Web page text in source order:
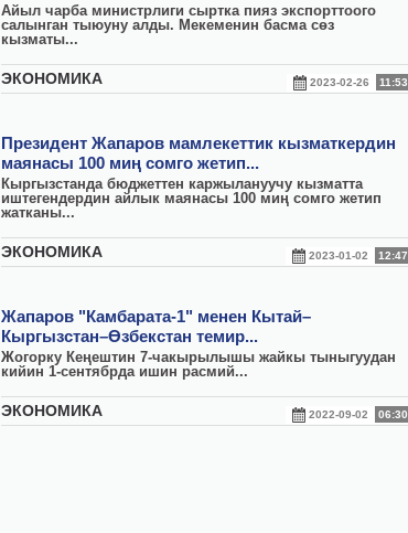
Айыл чарба министрлиги сыртка пияз экспорттоого
салынган тыюуну алды. Мекеменин басма сөз
кызматы...
ЭКОНОМИКА 2023-02-26 11:53
Президент Жапаров мамлекеттик кызматкердин
маянасы 100 миң сомго жетип...
Кыргызстанда бюджеттен каржылануучу кызматта
иштегендердин айлык маянасы 100 миң сомго жетип
жатканы...
ЭКОНОМИКА 2023-01-02 12:47
Жапаров "Камбарата-1" менен Кытай–
Кыргызстан–Өзбекстан темир...
Жогорку Кеңештин 7-чакырылышы жайкы тыныгуудан
кийин 1-сентябрда ишин расмий...
ЭКОНОМИКА 2022-09-02 06:30